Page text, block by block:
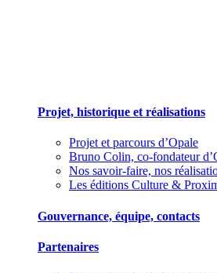
Projet, historique et réalisations
Projet et parcours d’Opale
Bruno Colin, co-fondateur
Nos savoir-faire, nos
Les éditions Culture &
Gouvernance, équipe, contacts
Partenaires